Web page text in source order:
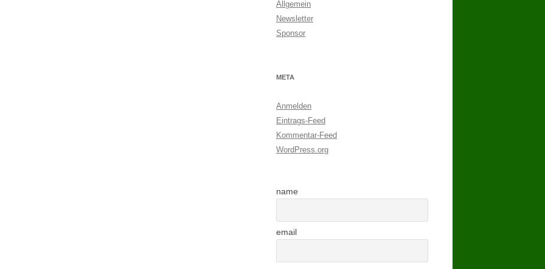
Allgemein
Newsletter
Sponsor
META
Anmelden
Eintrags-Feed
Kommentar-Feed
WordPress.org
name
email